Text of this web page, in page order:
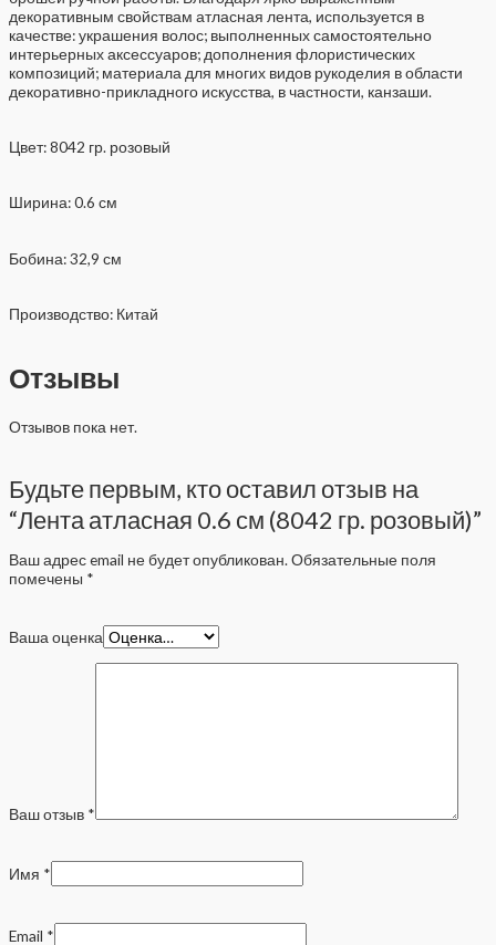
декоративным свойствам атласная лента, используется в
качестве: украшения волос; выполненных самостоятельно
интерьерных аксессуаров; дополнения флористических
композиций; материала для многих видов рукоделия в области
декоративно-прикладного искусства, в частности, канзаши.
Цвет: 8042 гр. розовый
Ширина: 0.6 см
Бобина: 32,9 см
Производство: Китай
Отзывы
Отзывов пока нет.
Будьте первым, кто оставил отзыв на
“Лента атласная 0.6 см (8042 гр. розовый)”
Ваш адрес email не будет опубликован. Обязательные поля
помечены *
Ваша оценка
Ваш отзыв *
Имя *
Email *